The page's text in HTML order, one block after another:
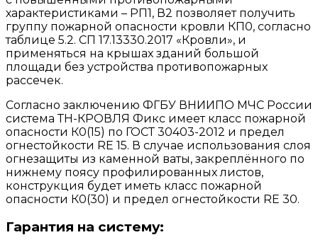
характеристиками – РП1, В2 позволяет получить
группу пожарной опасности кровли КП0, согласно
таблице 5.2. СП 17.13330.2017 «Кровли», и
применяться на крышах зданий большой
площади без устройства противопожарных
рассечек.
Согласно заключению ФГБУ ВНИИПО МЧС России
система ТН-КРОВЛЯ Фикс имеет класс пожарной
опасности К0(15) по ГОСТ 30403-2012 и предел
огнестойкости RE 15. В случае использования слоя
огнезащиты из каменной ваты, закреплённого по
нижнему поясу профилированных листов,
конструкция будет иметь класс пожарной
опасности К0(30) и предел огнестойкости RE 30.
Гарантия на систему: